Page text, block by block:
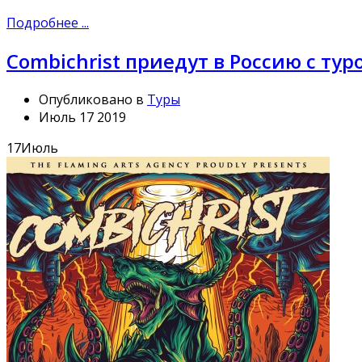
Подробнее ...
Combichrist приедут в Россию с
Опубликовано в Туры
Июль 17 2019
17Июль